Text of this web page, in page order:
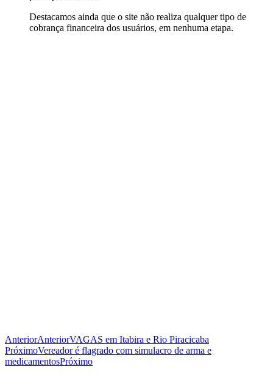
Destacamos ainda que o site não realiza qualquer tipo de
cobrança financeira dos usuários, em nenhuma etapa.
AnteriorAnteriorVAGAS em Itabira e Rio Piracicaba
PróximoVereador é flagrado com simulacro de arma e
medicamentosPróximo